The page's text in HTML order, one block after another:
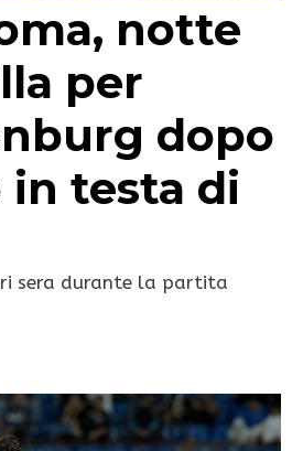
notte
per
dopo
in testa di
sera durante la partita